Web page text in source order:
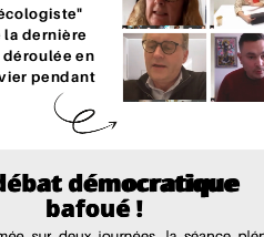
co logiste"
la d ernière
d érou lée en
ier pend ant
démocratique
bafoué !